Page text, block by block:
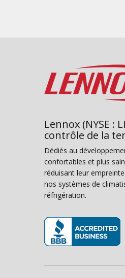
Lennox (NYSE :
contrôle de la
Dédiés au
confortables et plus
réduisant leur
nos systèmes de
réfrigération.